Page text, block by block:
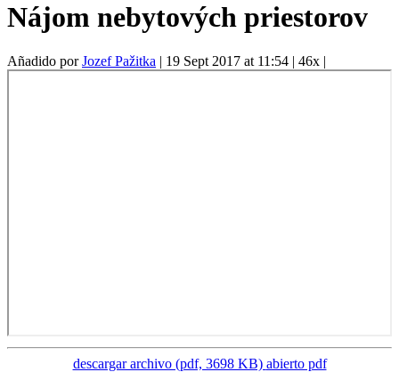
Nájom nebytových priestorov
Añadido porJozef Pažitka | 19 Sept 2017 at 11:54 | 46x |
descargar archivo (pdf, 3698 KB) abierto pdf